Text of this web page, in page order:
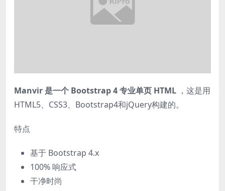
Manvir 是一个 Bootstrap 4 专业单页 HTML ，这是用
HTML5、CSS3、Bootstrap4和jQuery构建的。
特点
基于 Bootstrap 4.x
100% 响应式
干净时尚